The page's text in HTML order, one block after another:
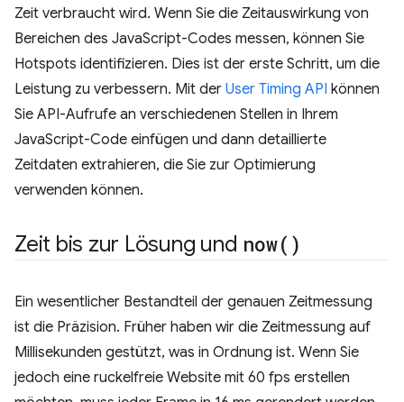
Zeit verbraucht wird. Wenn Sie die Zeitauswirkung von
Bereichen des JavaScript-Codes messen, können Sie
Hotspots identifizieren. Dies ist der erste Schritt, um die
Leistung zu verbessern. Mit der User Timing API können
Sie API-Aufrufe an verschiedenen Stellen in Ihrem
JavaScript-Code einfügen und dann detaillierte
Zeitdaten extrahieren, die Sie zur Optimierung
verwenden können.
Zeit bis zur Lösung und now( )
Ein wesentlicher Bestandteil der genauen Zeitmessung
ist die Präzision. Früher haben wir die Zeitmessung auf
Millisekunden gestützt, was in Ordnung ist. Wenn Sie
jedoch eine ruckelfreie Website mit 60 fps erstellen